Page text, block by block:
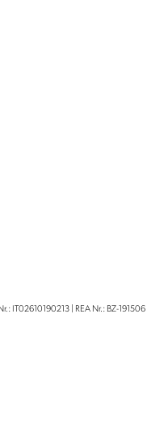
IT02610190213| REA Nr.: BZ-191506|